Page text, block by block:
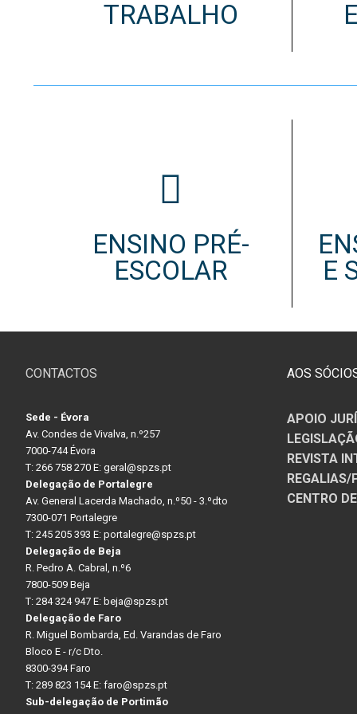
TRABALHO
ENSINO PRÉ-
ESCOLAR
E
CONTACTOS
Sede - Évora
Av. Condes de Vivalva, n.º257
7000-744 Évora
T: 266 758 270 E: geral@spzs.pt
Delegação de Portalegre
Av. General Lacerda Machado, n.º50 - 3.ºdto
7300-071 Portalegre
T: 245 205 393 E: portalegre@spzs.pt
Delegação de Beja
R. Pedro A. Cabral, n.º6
7800-509 Beja
T: 284 324 947 E: beja@spzs.pt
Delegação de Faro
R. Miguel Bombarda, Ed. Varandas de Faro
Bloco E - r/c Dto.
8300-394 Faro
T: 289 823 154 E: faro@spzs.pt
Sub-delegação de Portimão
AOS
APOIO
REVISTA
REGALIAS/
CENTRO